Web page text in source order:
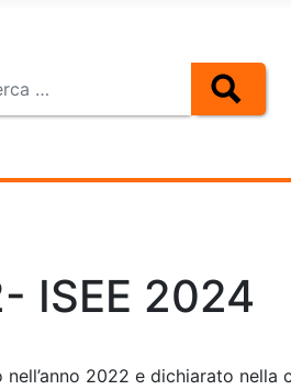
ISEE 2024
2022 e dichiarato nella